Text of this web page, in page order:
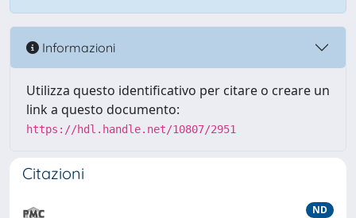
Informazioni
Utilizza questo identificativo per citare o creare un
link a questo documento:
https://hdl.handle.net/10807/2951
Citazioni
ND